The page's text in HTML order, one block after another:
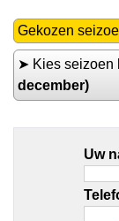
Gekozen
➤ Kies seizoen
december)
Uw